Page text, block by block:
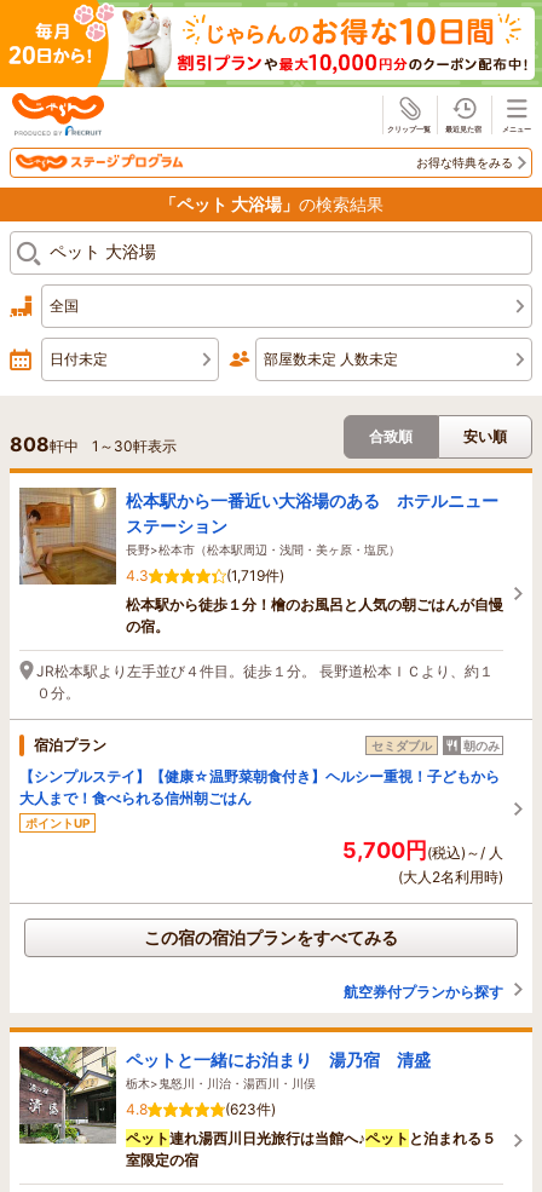
お得な特典をみる
「ペット 大浴場」 の検索結果
全国
日付未定 部屋数未定 人数未定
808軒中 1 ～ 30軒表示
合致順 安い順
松本駅から一番近い大浴場のある ホテルニュー
ステーション
長野>松本市（松本駅周辺・浅間・美ヶ原・塩尻）
4.3
(1,719件)
松本駅から徒歩１分！檜のお風呂と人気の朝ごはんが自慢
の宿。
JR松本駅より左手並び４件目。徒歩１分。 長野道松本ＩＣより、約１
０分。
宿泊プラン セミダブル 朝のみ
【シンプルステイ】【健康☆温野菜朝食付き】ヘルシー重視！子どもから
大人まで！食べられる信州朝ごはん
ポイントUP
5,700円(税込)～/ 人
(大人2名利用時)
この宿の宿泊プランをすべてみる
航空券付プランから探す
ペットと一緒にお泊まり 湯乃宿 清盛
栃木>鬼怒川・川治・湯西川・川俣
4.8
(623件)
ペット連れ湯西川日光旅行は当館へ♪ペット と泊まれる５
室限定の宿